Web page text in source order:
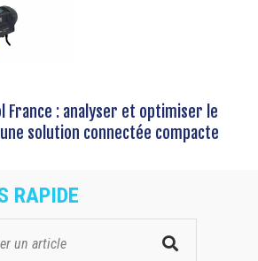
France : analyser et optimiser le
solution connectée compacte
RAPIDE